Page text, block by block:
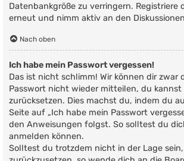
Datenbankgröße zu verringern. Registriere
erneut und nimm aktiv an den
Nach oben
Ich habe mein Passwort vergessen!
Das ist nicht schlimm! Wir können dir zwar
Passwort nicht wieder mitteilen, du kannst
zurücksetzen. Dies machst du, indem du
Seite auf „Ich habe mein Passwort
den Anweisungen folgst. So solltest du
anmelden können.
Solltest du trotzdem nicht in der Lage